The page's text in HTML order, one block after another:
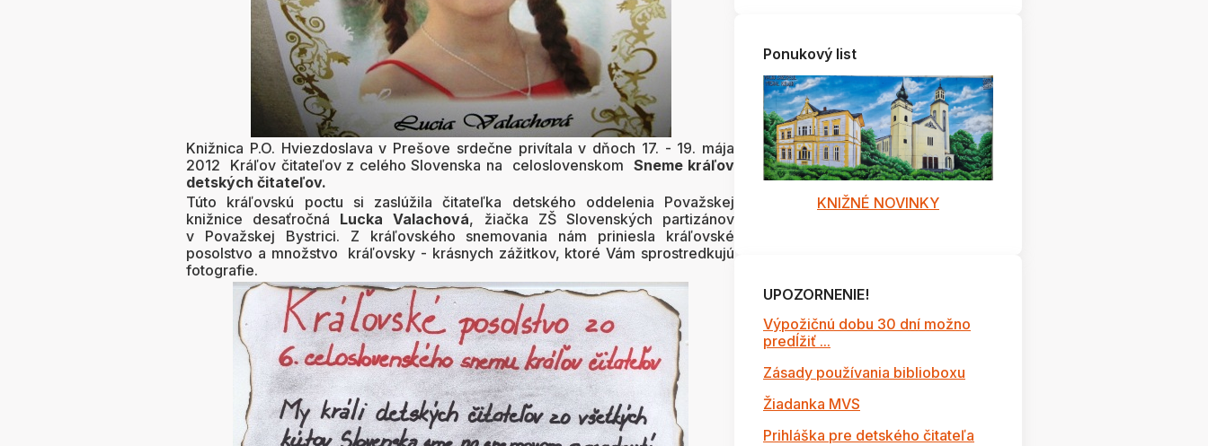
Knižnica P.O. Hviezdoslava v Prešove srdečne privítala v dňoch 17. - 19. mája
2012 Kráľov čitateľov z celého Slovenska na celoslovenskom Sneme kráľov
detských čitateľov.
Túto kráľovskú poctu si zaslúžila čitateľka detského oddelenia Považskej
knižnice desaťročná Lucka Valachová, žiačka ZŠ Slovenských partizánov
v Považskej Bystrici. Z kráľovského snemovania nám priniesla kráľovské
posolstvo a množstvo kráľovsky - krásnych zážitkov, ktoré Vám sprostredkujú
fotografie.
Ponukový list
KNIŽNÉ NOVINKY
UPOZORNENIE!
Výpožičnú dobu 30 dní možno
predĺžiť ...
Zásady používania biblioboxu
Žiadanka MVS
Prihláška pre detského čitateľa